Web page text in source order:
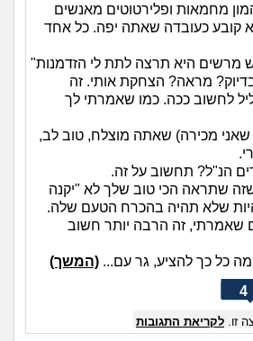
מחמאות ופלירטוטים מאנשים
לא קובע כעובדה שאתה יפה. כל אחד
מרשים היא תרצה לתת לי הזדמנות"
מראה? הצחקת אותי. זה
לחשוב ככה. כמו שאמרתי לך
שאני מכירה) שאתה מוצלח, טוב לב,
הנ"ל? תחשוב על זה.
שתראה הכי טוב שלך לא "יקנה
שלא תהיה בהכרח הטעם שלה.
שאמרתי, זה הרבה יותר חשוב
מה כל כך להציע, גר עם... (המשך)
4
זו. לקריאת התגובות